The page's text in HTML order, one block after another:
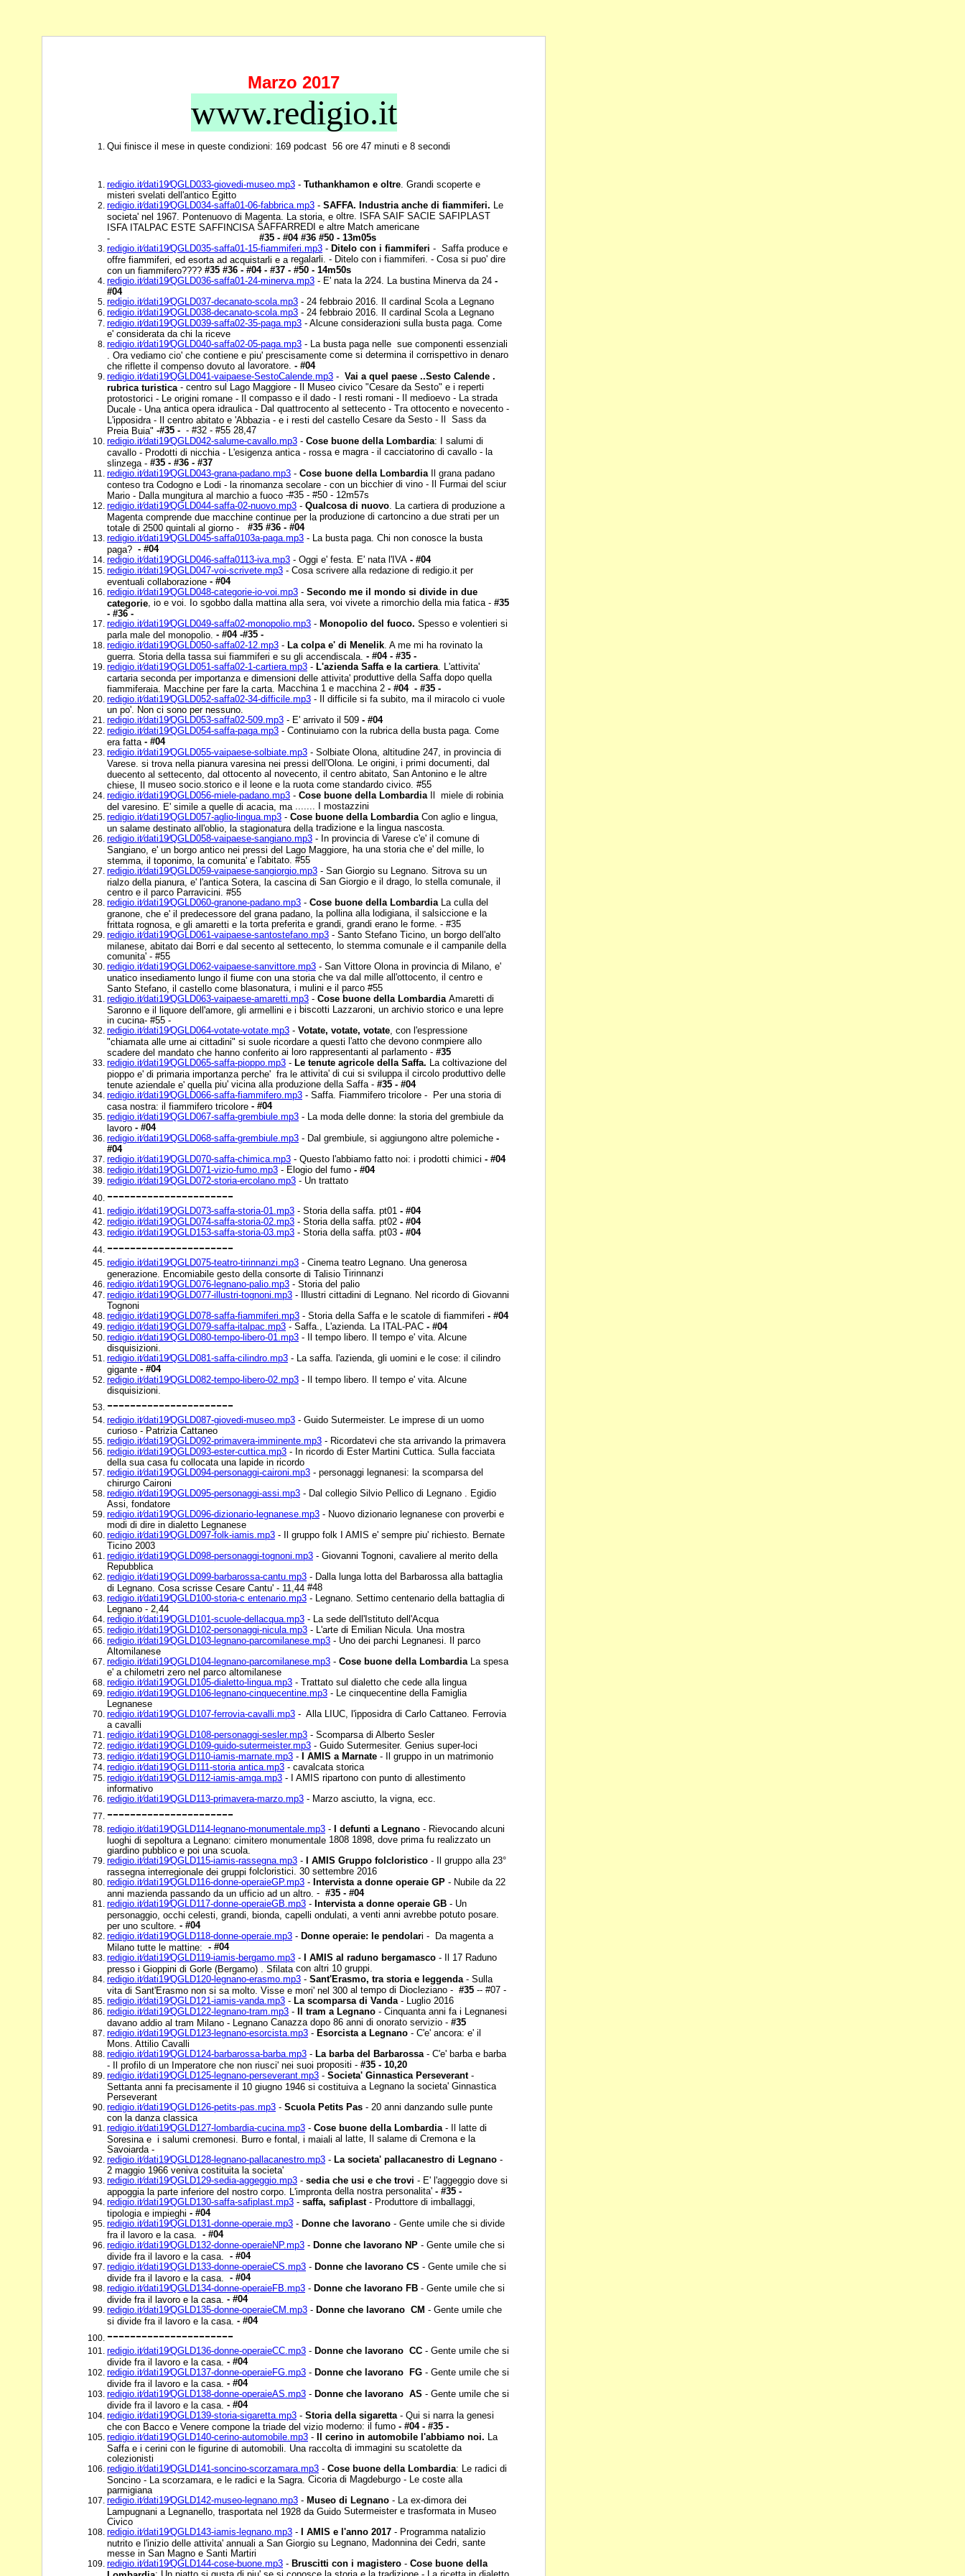
Marzo 2017
www.redigio.it
Qui finisce il mese in queste condizioni: 169 podcast 56 ore 47 minuti e 8 secondi
redigio.it⁄dati19⁄QGLD033-giovedi-museo.mp3 - Tuthankhamon e oltre. Grandi scoperte e
misteri svelati dell'antico Egitto
redigio.it⁄dati19⁄QGLD034-saffa01-06-fabbrica.mp3 - SAFFA. Industria anche di fiammiferi. Le
societa' nel 1967. Pontenuovo di Magenta. La storia, e oltre. ISFA SAIF SACIE SAFIPLAST
ISFA ITALPAC ESTE SAFFINCISA SAFFARREDI e altre Match americane
- #35 - #04 #36 #50 - 13m05s
redigio.it⁄dati19⁄QGLD035-saffa01-15-fiammiferi.mp3 - Ditelo con i fiammiferi - Saffa produce e
offre fiammiferi, ed esorta ad acquistarli e a regalarli. - Ditelo con i fiammiferi. - Cosa si puo' dire
con un fiammifero???? #35 #36 - #04 - #37 - #50 - 14m50s
redigio.it⁄dati19⁄QGLD036-saffa01-24-minerva.mp3 - E' nata la 2⁄24. La bustina Minerva da 24 -
#04
redigio.it⁄dati19⁄QGLD037-decanato-scola.mp3 - 24 febbraio 2016. Il cardinal Scola a Legnano
redigio.it⁄dati19⁄QGLD038-decanato-scola.mp3 - 24 febbraio 2016. Il cardinal Scola a Legnano
redigio.it⁄dati19⁄QGLD039-saffa02-35-paga.mp3 - Alcune considerazioni sulla busta paga. Come
e' considerata da chi la riceve
redigio.it⁄dati19⁄QGLD040-saffa02-05-paga.mp3 - La busta paga nelle sue componenti essenziali
. Ora vediamo cio' che contiene e piu' prescisamente come si determina il corrispettivo in denaro
che riflette il compenso dovuto al lavoratore. - #04
redigio.it⁄dati19⁄QGLD041-vaipaese-SestoCalende.mp3 - Vai a quel paese ..Sesto Calende .
rubrica turistica - centro sul Lago Maggiore - Il Museo civico "Cesare da Sesto" e i reperti
protostorici - Le origini romane - Il compasso e il dado - I resti romani - Il medioevo - La strada
Ducale - Una antica opera idraulica - Dal quattrocento al settecento - Tra ottocento e novecento -
L'ipposidra - Il centro abitato e 'Abbazia - e i resti del castello Cesare da Sesto - Il Sass da
Preia Buia" -#35 - - #32 - #55 28,47
redigio.it⁄dati19⁄QGLD042-salume-cavallo.mp3 - Cose buone della Lombardia: I salumi di
cavallo - Prodotti di nicchia - L'esigenza antica - rossa e magra - il cacciatorino di cavallo - la
slinzega - #35 - #36 - #37
redigio.it⁄dati19⁄QGLD043-grana-padano.mp3 - Cose buone della Lombardia Il grana padano
conteso tra Codogno e Lodi - la rinomanza secolare - con un bicchier di vino - Il Furmai del sciur
Mario - Dalla mungitura al marchio a fuoco -#35 - #50 - 12m57s
redigio.it⁄dati19⁄QGLD044-saffa-02-nuovo.mp3 - Qualcosa di nuovo. La cartiera di produzione a
Magenta comprende due macchine continue per la produzione di cartoncino a due strati per un
totale di 2500 quintali al giorno - #35 #36 - #04
redigio.it⁄dati19⁄QGLD045-saffa0103a-paga.mp3 - La busta paga. Chi non conosce la busta
paga? - #04
redigio.it⁄dati19⁄QGLD046-saffa0113-iva.mp3 - Oggi e' festa. E' nata l'IVA - #04
redigio.it⁄dati19⁄QGLD047-voi-scrivete.mp3 - Cosa scrivere alla redazione di redigio.it per
eventuali collaborazione - #04
redigio.it⁄dati19⁄QGLD048-categorie-io-voi.mp3 - Secondo me il mondo si divide in due
categorie, io e voi. Io sgobbo dalla mattina alla sera, voi vivete a rimorchio della mia fatica - #35
- #36 -
redigio.it⁄dati19⁄QGLD049-saffa02-monopolio.mp3 - Monopolio del fuoco. Spesso e volentieri si
parla male del monopolio. - #04 -#35 -
redigio.it⁄dati19⁄QGLD050-saffa02-12.mp3 - La colpa e' di Menelik. A me mi ha rovinato la
guerra. Storia della tassa sui fiammiferi e su gli accendiscala. - #04 - #35 -
redigio.it⁄dati19⁄QGLD051-saffa02-1-cartiera.mp3 - L'azienda Saffa e la cartiera. L'attivita'
cartaria seconda per importanza e dimensioni delle attivita' produttive della Saffa dopo quella
fiammiferaia. Macchine per fare la carta. Macchina 1 e macchina 2 - #04 - #35 -
redigio.it⁄dati19⁄QGLD052-saffa02-34-difficile.mp3 - Il difficile si fa subito, ma il miracolo ci vuole
un po'. Non ci sono per nessuno.
redigio.it⁄dati19⁄QGLD053-saffa02-509.mp3 - E' arrivato il 509 - #04
redigio.it⁄dati19⁄QGLD054-saffa-paga.mp3 - Continuiamo con la rubrica della busta paga. Come
era fatta - #04
redigio.it⁄dati19⁄QGLD055-vaipaese-solbiate.mp3 - Solbiate Olona, altitudine 247, in provincia di
Varese. si trova nella pianura varesina nei pressi dell'Olona. Le origini, i primi documenti, dal
duecento al settecento, dal ottocento al novecento, il centro abitato, San Antonino e le altre
chiese, Il museo socio.storico e il leone e la ruota come standardo civico. #55
redigio.it⁄dati19⁄QGLD056-miele-padano.mp3 - Cose buone della Lombardia Il miele di robinia
del varesino. E' simile a quelle di acacia, ma ....... I mostazzini
redigio.it⁄dati19⁄QGLD057-aglio-lingua.mp3 - Cose buone della Lombardia Con aglio e lingua,
un salame destinato all'oblio, la stagionatura della tradizione e la lingua nascosta.
redigio.it⁄dati19⁄QGLD058-vaipaese-sangiano.mp3 - In provincia di Varese c'e' il comune di
Sangiano, e' un borgo antico nei pressi del Lago Maggiore, ha una storia che e' del mille, lo
stemma, il toponimo, la comunita' e l'abitato. #55
redigio.it⁄dati19⁄QGLD059-vaipaese-sangiorgio.mp3 - San Giorgio su Legnano. Sitrova su un
rialzo della pianura, e' l'antica Sotera, la cascina di San Giorgio e il drago, lo stella comunale, il
centro e il parco Parravicini. #55
redigio.it⁄dati19⁄QGLD060-granone-padano.mp3 - Cose buone della Lombardia La culla del
granone, che e' il predecessore del grana padano, la pollina alla lodigiana, il salsiccione e la
frittata rognosa, e gli amaretti e la torta preferita e grandi, grandi erano le forme. - #35
redigio.it⁄dati19⁄QGLD061-vaipaese-santostefano.mp3 - Santo Stefano Ticino, un borgo dell'alto
milanese, abitato dai Borri e dal secento al settecento, lo stemma comunale e il campanile della
comunita' - #55
redigio.it⁄dati19⁄QGLD062-vaipaese-sanvittore.mp3 - San Vittore Olona in provincia di Milano, e'
unatico insediamento lungo il fiume con una storia che va dal mille all'ottocento, il centro e
Santo Stefano, il castello come blasonatura, i mulini e il parco #55
redigio.it⁄dati19⁄QGLD063-vaipaese-amaretti.mp3 - Cose buone della Lombardia Amaretti di
Saronno e il liquore dell'amore, gli armellini e i biscotti Lazzaroni, un archivio storico e una lepre
in cucina- #55 -
redigio.it⁄dati19⁄QGLD064-votate-votate.mp3 - Votate, votate, votate, con l'espressione
"chiamata alle urne ai cittadini" si suole ricordare a questi l'atto che devono conmpiere allo
scadere del mandato che hanno conferito ai loro rappresentanti al parlamento - #35
redigio.it⁄dati19⁄QGLD065-saffa-pioppo.mp3 - Le tenute agricole della Saffa. La coltivazione del
pioppo e' di primaria importanza perche' fra le attivita' di cui si sviluppa il circolo produttivo delle
tenute aziendale e' quella piu' vicina alla produzione della Saffa - #35 - #04
redigio.it⁄dati19⁄QGLD066-saffa-fiammifero.mp3 - Saffa. Fiammifero tricolore - Per una storia di
casa nostra: il fiammifero tricolore - #04
redigio.it⁄dati19⁄QGLD067-saffa-grembiule.mp3 - La moda delle donne: la storia del grembiule da
lavoro - #04
redigio.it⁄dati19⁄QGLD068-saffa-grembiule.mp3 - Dal grembiule, si aggiungono altre polemiche -
#04
redigio.it⁄dati19⁄QGLD070-saffa-chimica.mp3 - Questo l'abbiamo fatto noi: i prodotti chimici - #04
redigio.it⁄dati19⁄QGLD071-vizio-fumo.mp3 - Elogio del fumo - #04
redigio.it⁄dati19⁄QGLD072-storia-ercolano.mp3 - Un trattato
----------------------
redigio.it⁄dati19⁄QGLD073-saffa-storia-01.mp3 - Storia della saffa. pt01 - #04
redigio.it⁄dati19⁄QGLD074-saffa-storia-02.mp3 - Storia della saffa. pt02 - #04
redigio.it⁄dati19⁄QGLD153-saffa-storia-03.mp3 - Storia della saffa. pt03 - #04
----------------------
redigio.it⁄dati19⁄QGLD075-teatro-tirinnanzi.mp3 - Cinema teatro Legnano. Una generosa
generazione. Encomiabile gesto della consorte di Talisio Tirinnanzi
redigio.it⁄dati19⁄QGLD076-legnano-palio.mp3 - Storia del palio
redigio.it⁄dati19⁄QGLD077-illustri-tognoni.mp3 - Illustri cittadini di Legnano. Nel ricordo di Giovanni
Tognoni
redigio.it⁄dati19⁄QGLD078-saffa-fiammiferi.mp3 - Storia della Saffa e le scatole di fiammiferi - #04
redigio.it⁄dati19⁄QGLD079-saffa-italpac.mp3 - Saffa., L'azienda. La ITAL-PAC - #04
redigio.it⁄dati19⁄QGLD080-tempo-libero-01.mp3 - Il tempo libero. Il tempo e' vita. Alcune
disquisizioni.
redigio.it⁄dati19⁄QGLD081-saffa-cilindro.mp3 - La saffa. l'azienda, gli uomini e le cose: il cilindro
gigante - #04
redigio.it⁄dati19⁄QGLD082-tempo-libero-02.mp3 - Il tempo libero. Il tempo e' vita. Alcune
disquisizioni.
----------------------
redigio.it⁄dati19⁄QGLD087-giovedi-museo.mp3 - Guido Sutermeister. Le imprese di un uomo
curioso - Patrizia Cattaneo
redigio.it⁄dati19⁄QGLD092-primavera-imminente.mp3 - Ricordatevi che sta arrivando la primavera
redigio.it⁄dati19⁄QGLD093-ester-cuttica.mp3 - In ricordo di Ester Martini Cuttica. Sulla facciata
della sua casa fu collocata una lapide in ricordo
redigio.it⁄dati19⁄QGLD094-personaggi-caironi.mp3 - personaggi legnanesi: la scomparsa del
chirurgo Caironi
redigio.it⁄dati19⁄QGLD095-personaggi-assi.mp3 - Dal collegio Silvio Pellico di Legnano . Egidio
Assi, fondatore
redigio.it⁄dati19⁄QGLD096-dizionario-legnanese.mp3 - Nuovo dizionario legnanese con proverbi e
modi di dire in dialetto Legnanese
redigio.it⁄dati19⁄QGLD097-folk-iamis.mp3 - Il gruppo folk I AMIS e' sempre piu' richiesto. Bernate
Ticino 2003
redigio.it⁄dati19⁄QGLD098-personaggi-tognoni.mp3 - Giovanni Tognoni, cavaliere al merito della
Repubblica
redigio.it⁄dati19⁄QGLD099-barbarossa-cantu.mp3 - Dalla lunga lotta del Barbarossa alla battaglia
di Legnano. Cosa scrisse Cesare Cantu' - 11,44 #48
redigio.it⁄dati19⁄QGLD100-storia-c entenario.mp3 - Legnano. Settimo centenario della battaglia di
Legnano - 2,44
redigio.it⁄dati19⁄QGLD101-scuole-dellacqua.mp3 - La sede dell'Istituto dell'Acqua
redigio.it⁄dati19⁄QGLD102-personaggi-nicula.mp3 - L'arte di Emilian Nicula. Una mostra
redigio.it⁄dati19⁄QGLD103-legnano-parcomilanese.mp3 - Uno dei parchi Legnanesi. Il parco
Altomilanese
redigio.it⁄dati19⁄QGLD104-legnano-parcomilanese.mp3 - Cose buone della Lombardia La spesa
e' a chilometri zero nel parco altomilanese
redigio.it⁄dati19⁄QGLD105-dialetto-lingua.mp3 - Trattato sul dialetto che cede alla lingua
redigio.it⁄dati19⁄QGLD106-legnano-cinquecentine.mp3 - Le cinquecentine della Famiglia
Legnanese
redigio.it⁄dati19⁄QGLD107-ferrovia-cavalli.mp3 - Alla LIUC, l'ipposidra di Carlo Cattaneo. Ferrovia
a cavalli
redigio.it⁄dati19⁄QGLD108-personaggi-sesler.mp3 - Scomparsa di Alberto Sesler
redigio.it⁄dati19⁄QGLD109-guido-sutermeister.mp3 - Guido Sutermesiter. Genius super-loci
redigio.it⁄dati19⁄QGLD110-iamis-marnate.mp3 - I AMIS a Marnate - Il gruppo in un matrimonio
redigio.it⁄dati19⁄QGLD111-storia antica.mp3 - cavalcata storica
redigio.it⁄dati19⁄QGLD112-iamis-amga.mp3 - I AMIS ripartono con punto di allestimento
informativo
redigio.it⁄dati19⁄QGLD113-primavera-marzo.mp3 - Marzo asciutto, la vigna, ecc.
----------------------
redigio.it⁄dati19⁄QGLD114-legnano-monumentale.mp3 - I defunti a Legnano - Rievocando alcuni
luoghi di sepoltura a Legnano: cimitero monumentale 1808 1898, dove prima fu realizzato un
giardino pubblico e poi una scuola.
redigio.it⁄dati19⁄QGLD115-iamis-rassegna.mp3 - I AMIS Gruppo folcloristico - Il gruppo alla 23°
rassegna interregionale dei gruppi folcloristici. 30 settembre 2016
redigio.it⁄dati19⁄QGLD116-donne-operaieGP.mp3 - Intervista a donne operaie GP - Nubile da 22
anni mazienda passando da un ufficio ad un altro. - #35 - #04
redigio.it⁄dati19⁄QGLD117-donne-operaieGB.mp3 - Intervista a donne operaie GB - Un
personaggio, occhi celesti, grandi, bionda, capelli ondulati, a venti anni avrebbe potuto posare.
per uno scultore. - #04
redigio.it⁄dati19⁄QGLD118-donne-operaie.mp3 - Donne operaie: le pendolari - Da magenta a
Milano tutte le mattine: - #04
redigio.it⁄dati19⁄QGLD119-iamis-bergamo.mp3 - I AMIS al raduno bergamasco - Il 17 Raduno
presso i Gioppini di Gorle (Bergamo) . Sfilata con altri 10 gruppi.
redigio.it⁄dati19⁄QGLD120-legnano-erasmo.mp3 - Sant'Erasmo, tra storia e leggenda- Sulla
vita di Sant'Erasmo non si sa molto. Visse e mori' nel 300 al tempo di Diocleziano - #35 -- #07 -
redigio.it⁄dati19⁄QGLD121-iamis-vanda.mp3 - La scomparsa di Vanda- Luglio 2016
redigio.it⁄dati19⁄QGLD122-legnano-tram.mp3 - Il tram a Legnano - Cinquanta anni fa i Legnanesi
davano addio al tram Milano - Legnano Canazza dopo 86 anni di onorato servizio - #35
redigio.it⁄dati19⁄QGLD123-legnano-esorcista.mp3 - Esorcista a Legnano - C'e' ancora: e' il
Mons. Attilio Cavalli
redigio.it⁄dati19⁄QGLD124-barbarossa-barba.mp3 - La barba del Barbarossa - C'e' barba e barba
- Il profilo di un Imperatore che non riusci' nei suoi propositi - #35 - 10,20
redigio.it⁄dati19⁄QGLD125-legnano-perseverant.mp3 - Societa' Ginnastica Perseverant-
Settanta anni fa precisamente il 10 giugno 1946 si costituiva a Legnano la societa' Ginnastica
Perseverant
redigio.it⁄dati19⁄QGLD126-petits-pas.mp3 - Scuola Petits Pas - 20 anni danzando sulle punte
con la danza classica
redigio.it⁄dati19⁄QGLD127-lombardia-cucina.mp3 - Cose buone della Lombardia- Il latte di
Soresina e i salumi cremonesi. Burro e fontal, i maiali al latte, Il salame di Cremona e la
Savoiarda -
redigio.it⁄dati19⁄QGLD128-legnano-pallacanestro.mp3 - La societa' pallacanestro di Legnano -
2 maggio 1966 veniva costituita la societa'
redigio.it⁄dati19⁄QGLD129-sedia-aggeggio.mp3 - sedia che usi e che trovi - E' l'aggeggio dove si
appoggia la parte inferiore del nostro corpo. L'impronta della nostra personalita' - #35 -
redigio.it⁄dati19⁄QGLD130-saffa-safiplast.mp3 - saffa, safiplast- Produttore di imballaggi,
tipologia e impieghi - #04
redigio.it⁄dati19⁄QGLD131-donne-operaie.mp3 - Donne che lavorano - Gente umile che si divide
fra il lavoro e la casa. - #04
redigio.it⁄dati19⁄QGLD132-donne-operaieNP.mp3 - Donne che lavorano NP - Gente umile che si
divide fra il lavoro e la casa. - #04
redigio.it⁄dati19⁄QGLD133-donne-operaieCS.mp3 - Donne che lavorano CS - Gente umile che si
divide fra il lavoro e la casa. - #04
redigio.it⁄dati19⁄QGLD134-donne-operaieFB.mp3 - Donne che lavorano FB - Gente umile che si
divide fra il lavoro e la casa. - #04
redigio.it⁄dati19⁄QGLD135-donne-operaieCM.mp3 - Donne che lavorano CM - Gente umile che
si divide fra il lavoro e la casa. - #04
----------------------
redigio.it⁄dati19⁄QGLD136-donne-operaieCC.mp3 - Donne che lavorano CC - Gente umile che si
divide fra il lavoro e la casa. - #04
redigio.it⁄dati19⁄QGLD137-donne-operaieFG.mp3 - Donne che lavorano FG - Gente umile che si
divide fra il lavoro e la casa. - #04
redigio.it⁄dati19⁄QGLD138-donne-operaieAS.mp3 - Donne che lavorano AS - Gente umile che si
divide fra il lavoro e la casa. - #04
redigio.it⁄dati19⁄QGLD139-storia-sigaretta.mp3 - Storia della sigaretta- Qui si narra la genesi
che con Bacco e Venere compone la triade del vizio moderno: il fumo - #04 - #35 -
redigio.it⁄dati19⁄QGLD140-cerino-automobile.mp3 - Il cerino in automobile l'abbiamo noi. La
Saffa e i cerini con le figurine di automobili. Una raccolta di immagini su scatolette da
colezionisti
redigio.it⁄dati19⁄QGLD141-soncino-scorzamara.mp3 - Cose buone della Lombardia: Le radici di
Soncino - La scorzamara, e le radici e la Sagra. Cicoria di Magdeburgo - Le coste alla
parmigiana
redigio.it⁄dati19⁄QGLD142-museo-legnano.mp3 - Museo di Legnano - La ex-dimora dei
Lampugnani a Legnanello, trasportata nel 1928 da Guido Sutermeister e trasformata in Museo
Civico
redigio.it⁄dati19⁄QGLD143-iamis-legnano.mp3 - I AMIS e l'anno 2017 - Programma natalizio
nutrito e l'inizio delle attivita' annuali a San Giorgio su Legnano, Madonnina dei Cedri, sante
messe in San Magno e Santi Martiri
redigio.it⁄dati19⁄QGLD144-cose-buone.mp3 - Bruscitti con i magistero - Cose buone della